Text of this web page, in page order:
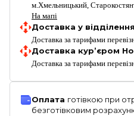
м.Хмельницький,
На мапі
Доставка у
Доставка за тарифами
Доставка кур’єром
Доставка за тарифами
Оплата готівкою при
безготівковим